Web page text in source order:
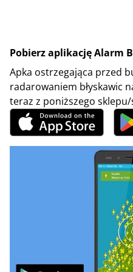
Pobierz aplikację Alarm
Apka ostrzegająca przed
radarowaniem błyskawic
teraz z poniższego